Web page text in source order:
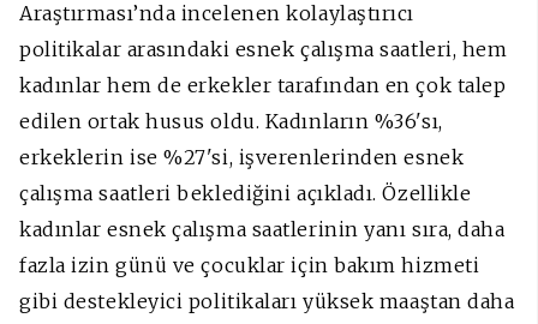
Araştırması’nda incelenen kolaylaştırıcı
politikalar arasındaki esnek çalışma saatleri, hem
kadınlar hem de erkekler tarafından en çok talep
edilen ortak husus oldu. Kadınların %36'sı,
erkeklerin ise %27'si, işverenlerinden esnek
çalışma saatleri beklediğini açıkladı. Özellikle
kadınlar esnek çalışma saatlerinin yanı sıra, daha
fazla izin günü ve çocuklar için bakım hizmeti
gibi destekleyici politikaları yüksek maaştan daha